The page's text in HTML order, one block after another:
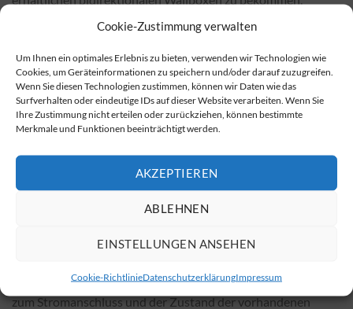
Cookie-Zustimmung verwalten
Um Ihnen ein optimales Erlebnis zu bieten, verwenden wir Technologien wie
Cookies, um Geräteinformationen zu speichern und/oder darauf zuzugreifen.
Wenn Sie diesen Technologien zustimmen, können wir Daten wie das
Surfverhalten oder eindeutige IDs auf dieser Website verarbeiten. Wenn Sie
Ihre Zustimmung nicht erteilen oder zurückziehen, können bestimmte
Merkmale und Funktionen beeinträchtigt werden.
AKZEPTIEREN
ABLEHNEN
EINSTELLUNGEN ANSEHEN
Cookie-RichtlinieDatenschutzerklärungImpressum
besuchen Sie bitte die
Übersicht der bidirektionalen
Erwerb von bidirektionalen Wallboxen
Bidirektionale Wallboxen sind sowohl bei lokalen
Fachhändlern als auch in zahlreichen Online-Shops
Sie können bidirektionale Wallboxen über diesenOnline-
Kosten für die Installation und Einflussfaktoren
Die Preise für die Installation von bidirektionalen Wallboxen
Wichtige Einflussfaktoren sind beispielsweise die Entfernung
zum Stromanschluss und der Zustand der vorhandenen